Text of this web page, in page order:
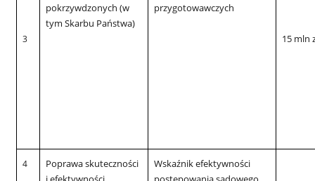
3
pokrzywdzonych (w
tym Skarbu Państwa)
przygotowawczych
15 mln
4
Poprawa skuteczności
Wskaźnik efektywności